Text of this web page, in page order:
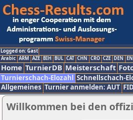
Logged on: Gast
Arabic ARM AZE BIH BUL CAT CHN CRO CZE DEN
Home TurnierDB Meisterschaft
Turnierschach-Elozahl Schnellschach-
Allgemeines Turnier anmelden: AUT
Willkommen bei den